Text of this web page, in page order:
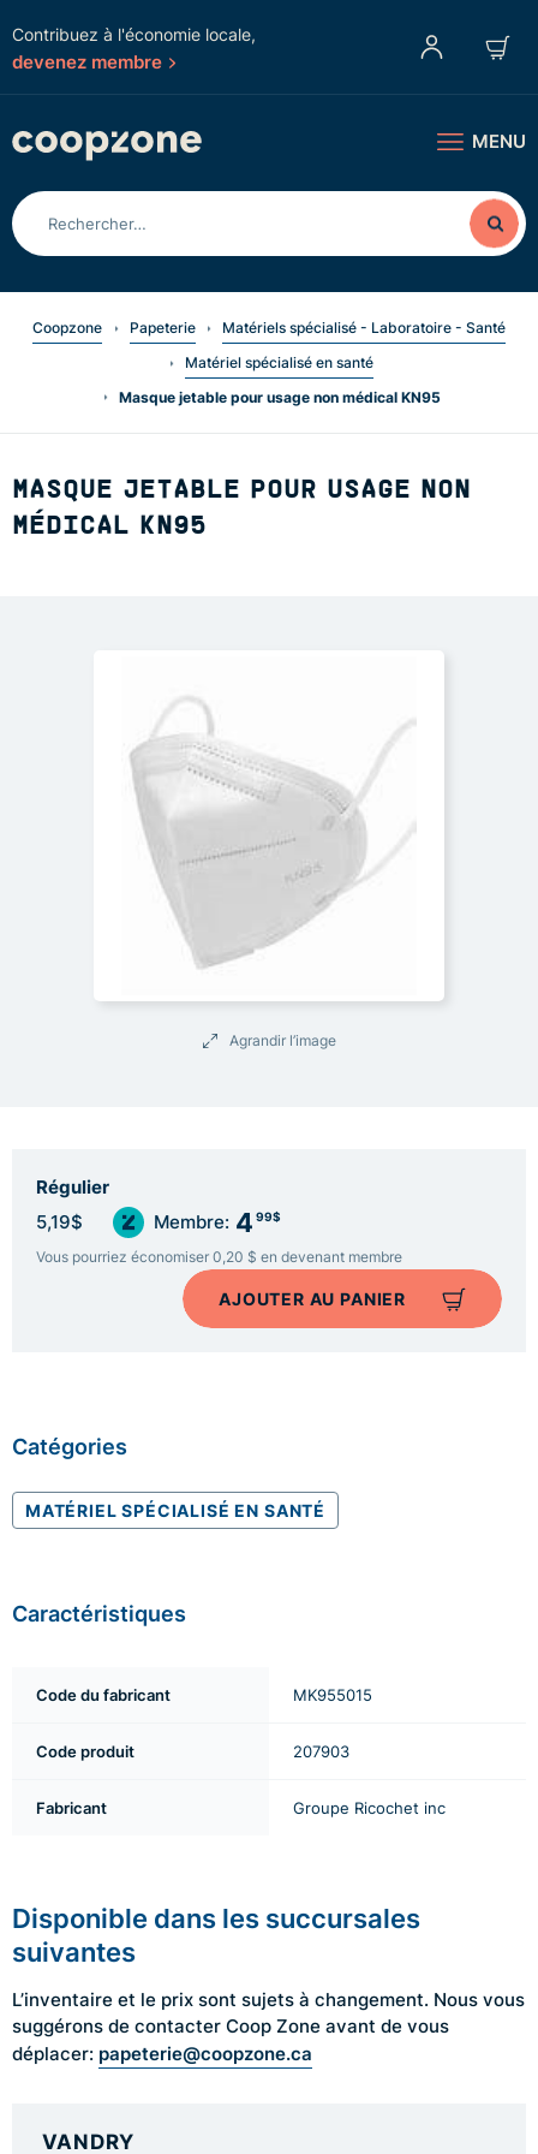
Contribuez à l'économie locale,
devenez membre
MENU
Coopzone Papeterie
Matériels spécialisé - Laboratoire - Santé
Matériel spécialisé en santé
Masque jetable pour usage non médical KN95
MASQUE JETABLE POUR USAGE NON
MÉDICAL KN95
Agrandir l’image
Régulier
5,19$ Membre: 4 99$
Vous pourriez économiser 0,20 $ en devenant membre
AJOUTER AU PANIER
Catégories
MATÉRIEL SPÉCIALISÉ EN SANTÉ
Caractéristiques
Code du fabricant MK955015
Code produit 207903
Fabricant Groupe Ricochet inc
Disponible dans les succursales
suivantes
L’inventaire et le prix sont sujets à changement. Nous vous
suggérons de contacter Coop Zone avant de vous
déplacer: papeterie@coopzone.ca
VANDRY